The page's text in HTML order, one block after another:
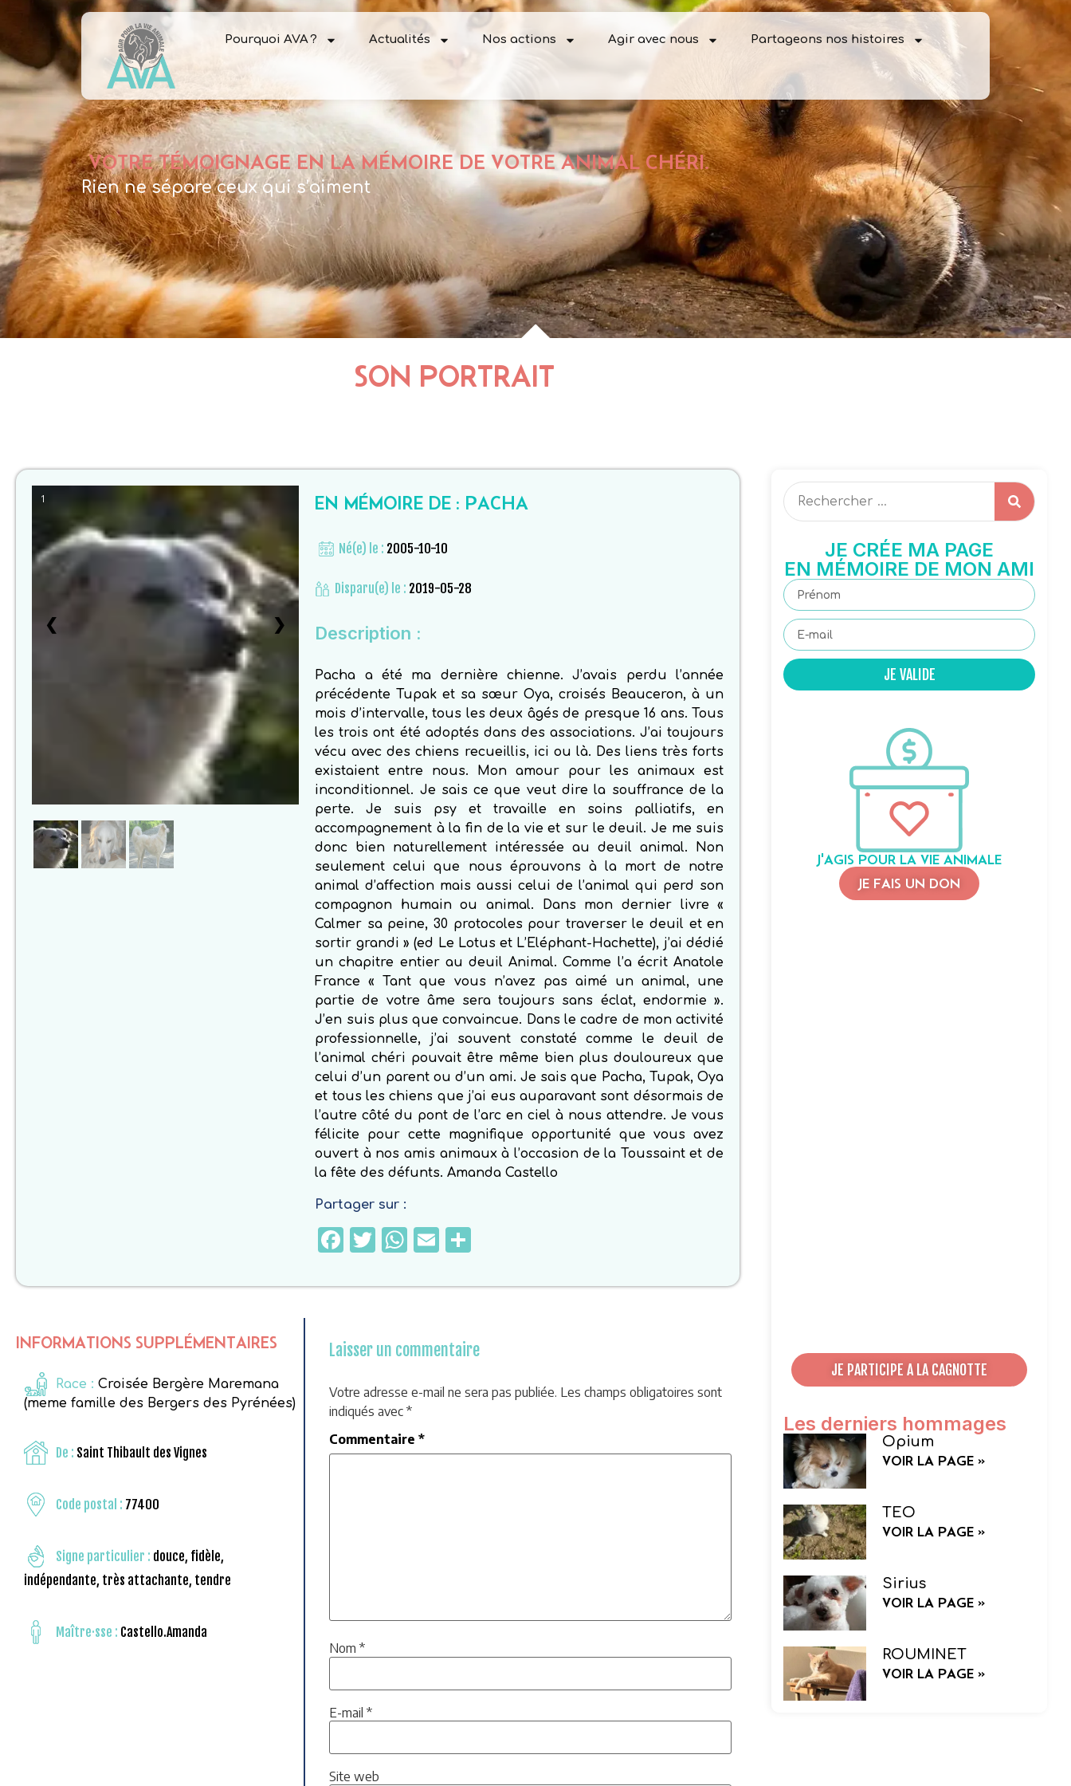
Pourquoi AVA ? Actualités Nos actions Agir avec nous Partageons nos histoires
VOTRE TÉMOIGNAGE EN LA MÉMOIRE DE VOTRE ANIMAL CHÉRI.
Rien ne sépare ceux qui s’aiment
SON PORTRAIT
1
❮ ❯
EN MÉMOIRE DE : PACHA
Né(e) le : 2005-10-10
Disparu(e) le : 2019-05-28
Description :
Pacha a été ma dernière chienne. J’avais perdu l’année
précédente Tupak et sa sœur Oya, croisés Beauceron, à un
mois d’intervalle, tous les deux âgés de presque 16 ans. Tous
les trois ont été adoptés dans des associations. J’ai toujours
vécu avec des chiens recueillis, ici ou là. Des liens très forts
existaient entre nous. Mon amour pour les animaux est
inconditionnel. Je sais ce que veut dire la souffrance de la
perte. Je suis psy et travaille en soins palliatifs, en
accompagnement à la fin de la vie et sur le deuil. Je me suis
donc bien naturellement intéressée au deuil animal. Non
seulement celui que nous éprouvons à la mort de notre
animal d’affection mais aussi celui de l’animal qui perd son
compagnon humain ou animal. Dans mon dernier livre «
Calmer sa peine, 30 protocoles pour traverser le deuil et en
sortir grandi » (ed Le Lotus et L’Eléphant-Hachette), j’ai dédié
un chapitre entier au deuil Animal. Comme l’a écrit Anatole
France « Tant que vous n’avez pas aimé un animal, une
partie de votre âme sera toujours sans éclat, endormie ».
J’en suis plus que convaincue. Dans le cadre de mon activité
professionnelle, j’ai souvent constaté comme le deuil de
l’animal chéri pouvait être même bien plus douloureux que
celui d’un parent ou d’un ami. Je sais que Pacha, Tupak, Oya
et tous les chiens que j’ai eus auparavant sont désormais de
l’autre côté du pont de l’arc en ciel à nous attendre. Je vous
félicite pour cette magnifique opportunité que vous avez
ouvert à nos amis animaux à l’occasion de la Toussaint et de
la fête des défunts. Amanda Castello
Partager sur :
Facebook
Twitter
WhatsApp
Email
INFORMATIONS SUPPLÉMENTAIRES
Race : Croisée Bergère Maremana
(meme famille des Bergers des Pyrénées)
De : Saint Thibault des Vignes
Code postal : 77400
Signe particulier : douce, fidèle,
indépendante, très attachante, tendre
Maître·sse : Castello.Amanda
Laisser un commentaire
Votre adresse e-mail ne sera pas publiée. Les champs obligatoires sont
indiqués avec*
Commentaire*
Nom*
E-mail*
Site web
JE CRÉE MA PAGE
EN MÉMOIRE DE MON AMI
JE VALIDE
J'AGIS POUR LA VIE ANIMALE
JE FAIS UN DON
JE PARTICIPE A LA CAGNOTTE
Les derniers hommages
Opium
VOIR LA PAGE »
TEO
VOIR LA PAGE »
Sirius
VOIR LA PAGE »
ROUMINET
VOIR LA PAGE »